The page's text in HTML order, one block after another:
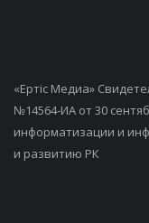
«Ертiс Медиа»
№14564-ИА от 30
информатизации и
и развитию РК